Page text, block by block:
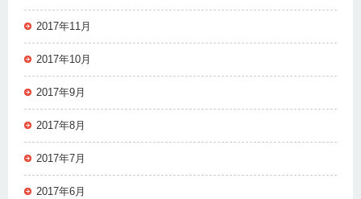
2017年11月
2017年10月
2017年9月
2017年8月
2017年7月
2017年6月